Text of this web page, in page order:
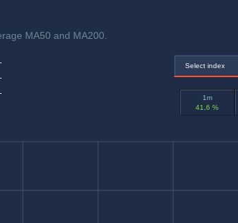
MA50 and MA200.
-
-
-
Select index
1m
41,6 %